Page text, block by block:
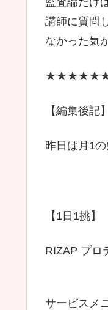
講師に質問
なかった気
【編集後記】
昨日は月1の
【1日1挑】
RIZAP プロ
サービスメ